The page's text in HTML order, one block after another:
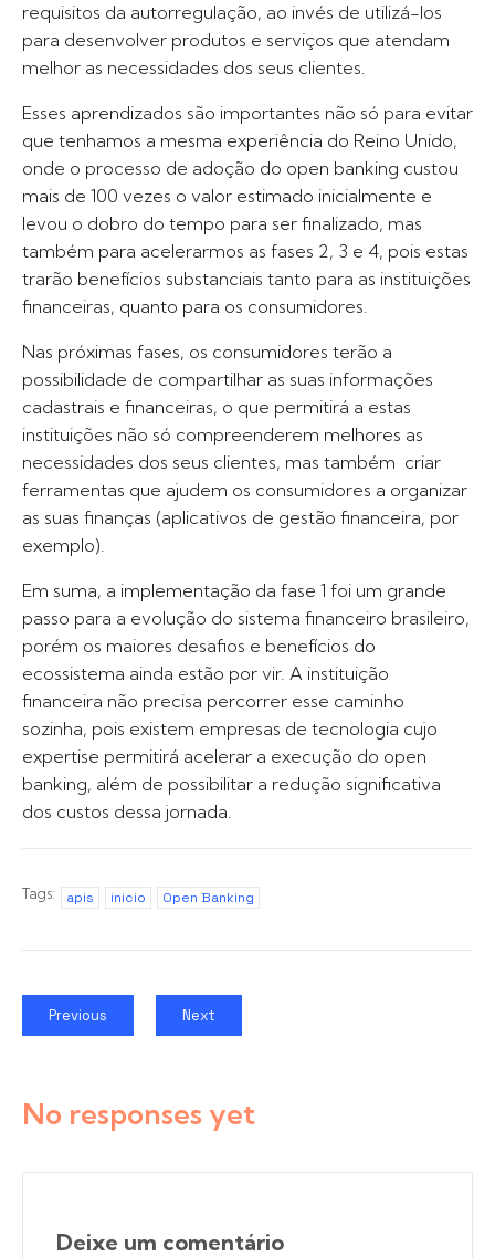
requisitos da autorregulação, ao invés de utilizá-los
para desenvolver produtos e serviços que atendam
melhor as necessidades dos seus clientes.
Esses aprendizados são importantes não só para evitar
que tenhamos a mesma experiência do Reino Unido,
onde o processo de adoção do open banking custou
mais de 100 vezes o valor estimado inicialmente e
levou o dobro do tempo para ser finalizado, mas
também para acelerarmos as fases 2, 3 e 4, pois estas
trarão benefícios substanciais tanto para as instituições
financeiras, quanto para os consumidores.
Nas próximas fases, os consumidores terão a
possibilidade de compartilhar as suas informações
cadastrais e financeiras, o que permitirá a estas
instituições não só compreenderem melhores as
necessidades dos seus clientes, mas também criar
ferramentas que ajudem os consumidores a organizar
as suas finanças (aplicativos de gestão financeira, por
exemplo).
Em suma, a implementação da fase 1 foi um grande
passo para a evolução do sistema financeiro brasileiro,
porém os maiores desafios e benefícios do
ecossistema ainda estão por vir. A instituição
financeira não precisa percorrer esse caminho
sozinha, pois existem empresas de tecnologia cujo
expertise permitirá acelerar a execução do open
banking, além de possibilitar a redução significativa
dos custos dessa jornada.
Tags: apis inicio Open Banking
Previous Next
No responses yet
Deixe um comentário